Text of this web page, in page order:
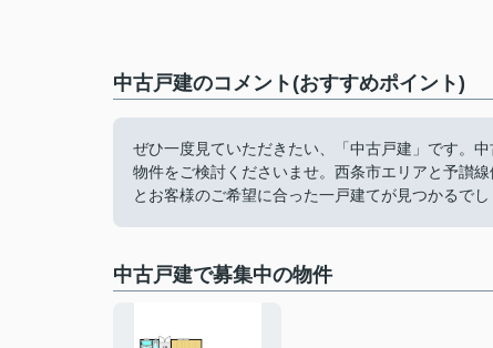
中古戸建のコメント(おすすめポイント)
ぜひ一度見ていただきたい、「中古戸建」です。
物件をご検討くださいませ。西条市エリアと予讃
とお客様のご希望に合った一戸建てが見つかるでし
中古戸建で募集中の物件